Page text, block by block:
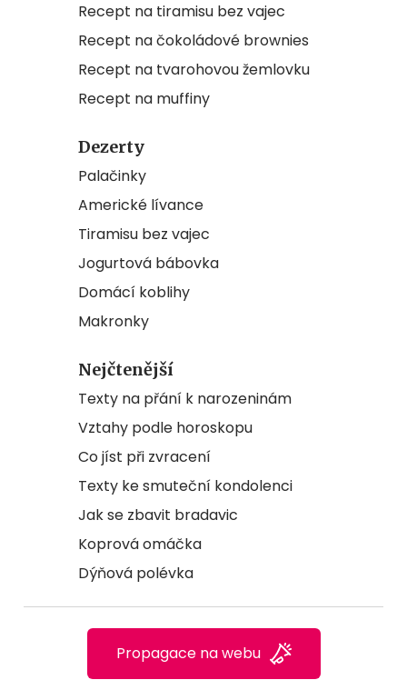
Recept na tiramisu bez vajec
Recept na čokoládové brownies
Recept na tvarohovou žemlovku
Recept na muffiny
Dezerty
Palačinky
Americké lívance
Tiramisu bez vajec
Jogurtová bábovka
Domácí koblihy
Makronky
Nejčtenější
Texty na přání k narozeninám
Vztahy podle horoskopu
Co jíst při zvracení
Texty ke smuteční kondolenci
Jak se zbavit bradavic
Koprová omáčka
Dýňová polévka
Propagace na webu